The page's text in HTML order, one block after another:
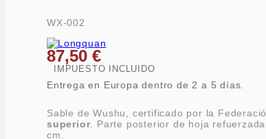
WX-002
87,50 €
IMPUESTO INCLUIDO
Entrega en Europa dentro de 2 a 5 días.
Sable de Wushu, certificado por la
superior. Parte posterior de hoja
cm.